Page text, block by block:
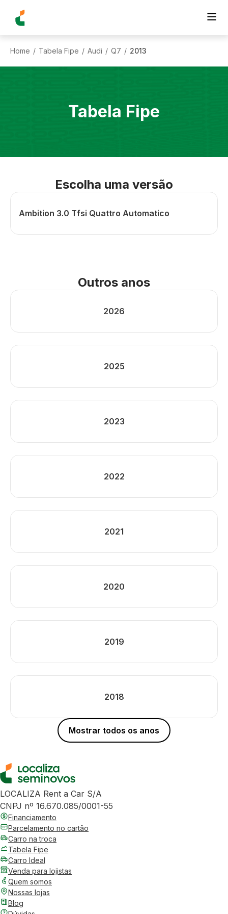
Home / Tabela Fipe / Audi / Q7 / 2013
Tabela Fipe
Escolha uma versão
Ambition 3.0 Tfsi Quattro Automatico
Outros anos
2026
2025
2023
2022
2021
2020
2019
2018
Mostrar todos os anos
LOCALIZA Rent a Car S/A
CNPJ nº 16.670.085/0001-55
Financiamento
Parcelamento no cartão
Carro na troca
Tabela Fipe
Carro Ideal
Venda para lojistas
Quem somos
Nossas lojas
Blog